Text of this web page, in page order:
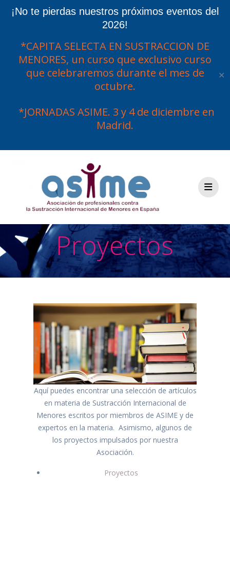
¡No te pierdas nuestros próximos eventos del
2026!
*CAPITA SELECTA EN SUSTRACCION DE
MENORES, un curso que exclusivo curso
que celebraremos durante el mes de
octubre.
*JORNADAS ASIME. 3 y 4 de diciembre en
Madrid.
✕
contenido
Proyectos
Aquí puedes encontrar una selección de artículos
en materia de Sustracción Internacional de
Menores escritos por miembros de ASIME y de
expertos en la materia. Asimismo, algunos de
los proyectos impulsados por nuestra
Asociación.
Proyectos